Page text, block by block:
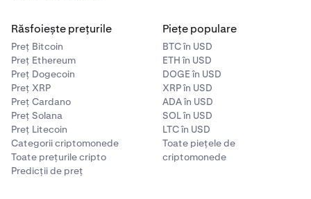
Răsfoiește prețurile
Preț Bitcoin
Preț Ethereum
Preț Dogecoin
Preț XRP
Preț Cardano
Preț Solana
Preț Litecoin
Categorii criptomonede
Toate prețurile cripto
Predicții de preț
Piețe populare
BTC în USD
ETH în USD
DOGE în USD
XRP în USD
ADA în USD
SOL în USD
LTC în USD
Toate piețele de
criptomonede